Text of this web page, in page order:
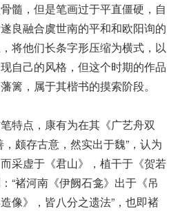
髓，但是笔画过于平直僵硬，自
良融合虞世南的平和和欧阳询的
将他们长条字形压缩为横式，以
自己的风格，但这个时期的作品
篱，属于其楷书的摸索阶段。
点，康有为在其《广艺舟双
颇存古意，然实出于魏”，认为
采虚于《君山》，植干于《贺若
“褚河南《伊阙石龛》出于《吊
像》，皆八分之遗法”，也即褚